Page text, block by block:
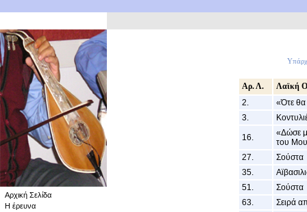
Αρχική Σελίδα
Η έρευνα
Αρ. Λ.
Λαϊκή
2.
«Ότε θα
3.
16.
«Δώσε
του
27.
Σούστα
35.
51.
Σούστα
63.
Σειρά